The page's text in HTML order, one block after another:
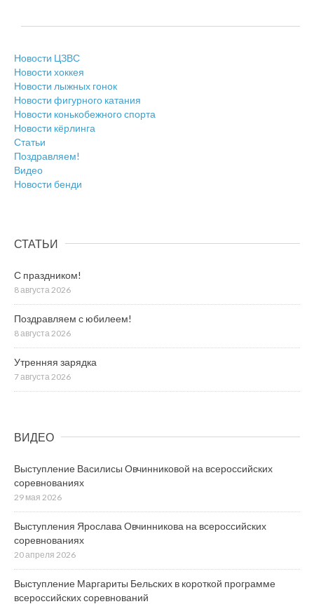
Новости ЦЗВС
Новости хоккея
Новости лыжных гонок
Новости фигурного катания
Новости конькобежного спорта
Новости кёрлинга
Статьи
Поздравляем!
Видео
Новости бенди
СТАТЬИ
С праздником!
8 августа 2026
Поздравляем с юбилеем!
8 августа 2026
Утренняя зарядка
7 августа 2026
ВИДЕО
Выступление Василисы Овчинниковой на всероссийских
соревнованиях
29 мая 2026
Выступления Ярослава Овчинникова на всероссийских
соревнованиях
20 апреля 2026
Выступление Маргариты Бельских в короткой программе
всероссийских соревнований